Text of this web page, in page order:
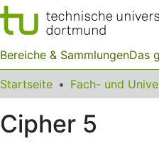
Bereiche & SammlungenDas
Startseite
Cipher 5